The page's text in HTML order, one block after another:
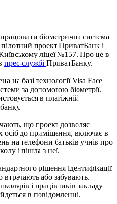
біометрична система
проект ПриватБанк і
ліцеї №157. Про це в
прес-службі ПриватБанку.
на базі технології Visa Face
за допомогою біометрії.
в платіжній
що проект дозволяє
осіб до приміщення, включає в
на телефони батьків учнів про
і пішла з неї.
рішення ідентифікації
втрачають або забувають.
і працівників закладу
в повідомленні.